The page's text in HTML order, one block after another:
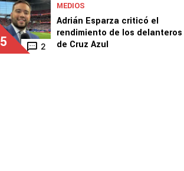
5 2
MEDIOS
Adrián Esparza criticó el
rendimiento de los delanteros
de Cruz Azul